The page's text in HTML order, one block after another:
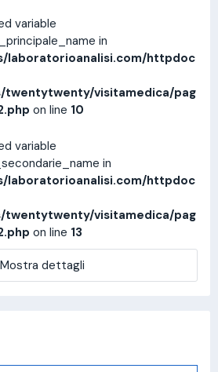
variable
in
laboratorioanalisi.com/httpdoc
visitamedica/pag
on line 10
variable
in
laboratorioanalisi.com/httpdoc
visitamedica/pag
on line 13
Mostra dettagli